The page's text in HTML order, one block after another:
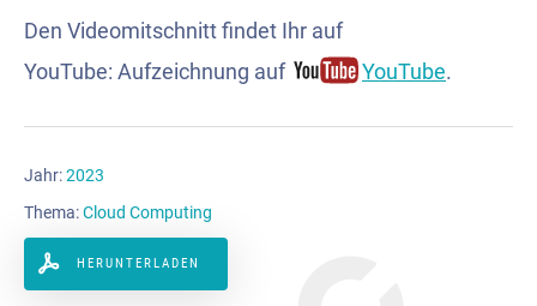
Den Videomitschnitt findet Ihr auf
YouTube: Aufzeichnung auf
YouTube.
Jahr:2023
Thema:Cloud Computing
HERUNTERLADEN